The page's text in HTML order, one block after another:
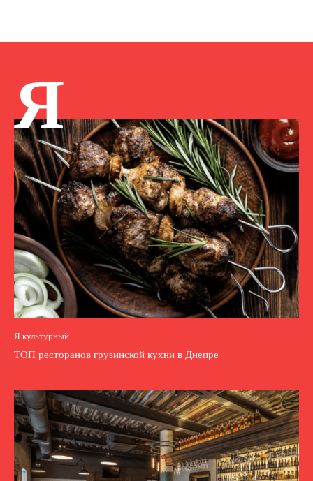
Я
Я культурный
ТОП ресторанов грузинской кухни в Днепре